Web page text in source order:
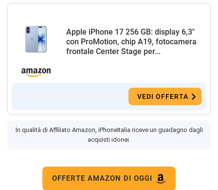
Apple iPhone 17 256 GB: display 6,3"
con ProMotion, chip A19, fotocamera
frontale Center Stage per...
VEDI OFFERTA
In qualità di Affiliato Amazon, iPhoneItalia riceve un guadagno dagli
acquisti idonei.
OFFERTE AMAZON DI OGGI